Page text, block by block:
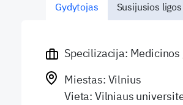
Gydytojas Susijusios ligos
Specilizacija:
Miestas: Vilnius
Vieta: Vilniaus